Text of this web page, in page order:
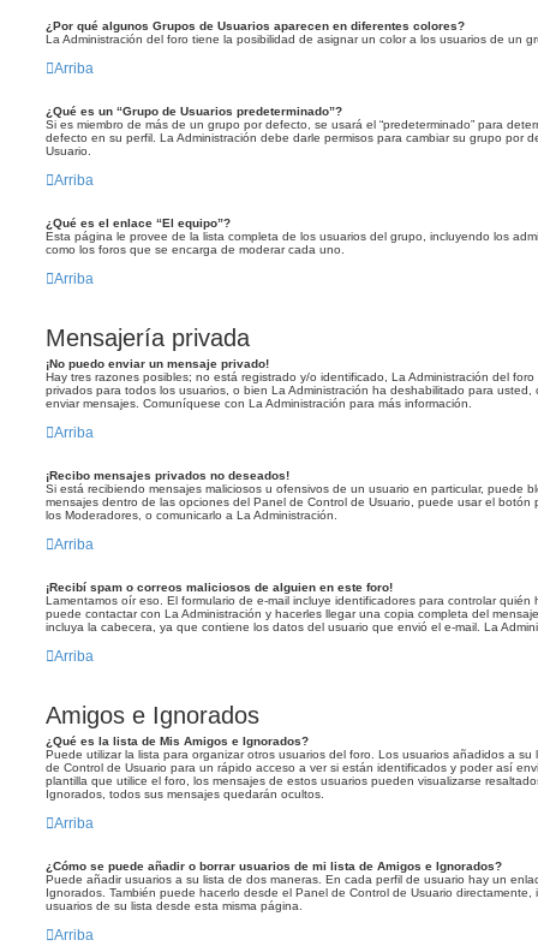
¿Por qué algunos Grupos de Usuarios aparecen en diferentes colores?
La Administración del foro tiene la posibilidad de asignar un color a los usuarios de un
Arriba
¿Qué es un “Grupo de Usuarios predeterminado”?
Si es miembro de más de un grupo por defecto, se usará el “predeterminado” para
defecto en su perfil. La Administración debe darle permisos para cambiar su grupo por
Usuario.
Arriba
¿Qué es el enlace “El equipo”?
Esta página le provee de la lista completa de los usuarios del grupo, incluyendo los
como los foros que se encarga de moderar cada uno.
Arriba
Mensajería privada
¡No puedo enviar un mensaje privado!
Hay tres razones posibles; no está registrado y/o identificado, La Administración del
privados para todos los usuarios, o bien La Administración ha deshabilitado para
enviar mensajes. Comuníquese con La Administración para más información.
Arriba
¡Recibo mensajes privados no deseados!
Si está recibiendo mensajes maliciosos u ofensivos de un usuario en particular, puede
mensajes dentro de las opciones del Panel de Control de Usuario, puede usar el botón
los Moderadores, o comunicarlo a La Administración.
Arriba
¡Recibí spam o correos maliciosos de alguien en este foro!
Lamentamos oír eso. El formulario de e-mail incluye identificadores para controlar
puede contactar con La Administración y hacerles llegar una copia completa del
incluya la cabecera, ya que contiene los datos del usuario que envió el e-mail. La
Arriba
Amigos e Ignorados
¿Qué es la lista de Mis Amigos e Ignorados?
Puede utilizar la lista para organizar otros usuarios del foro. Los usuarios añadidos a
de Control de Usuario para un rápido acceso a ver si están identificados y poder así
plantilla que utilice el foro, los mensajes de estos usuarios pueden visualizarse
Ignorados, todos sus mensajes quedarán ocultos.
Arriba
¿Cómo se puede añadir o borrar usuarios de mi lista de Amigos e Ignorados?
Puede añadir usuarios a su lista de dos maneras. En cada perfil de usuario hay un
Ignorados. También puede hacerlo desde el Panel de Control de Usuario
usuarios de su lista desde esta misma página.
Arriba